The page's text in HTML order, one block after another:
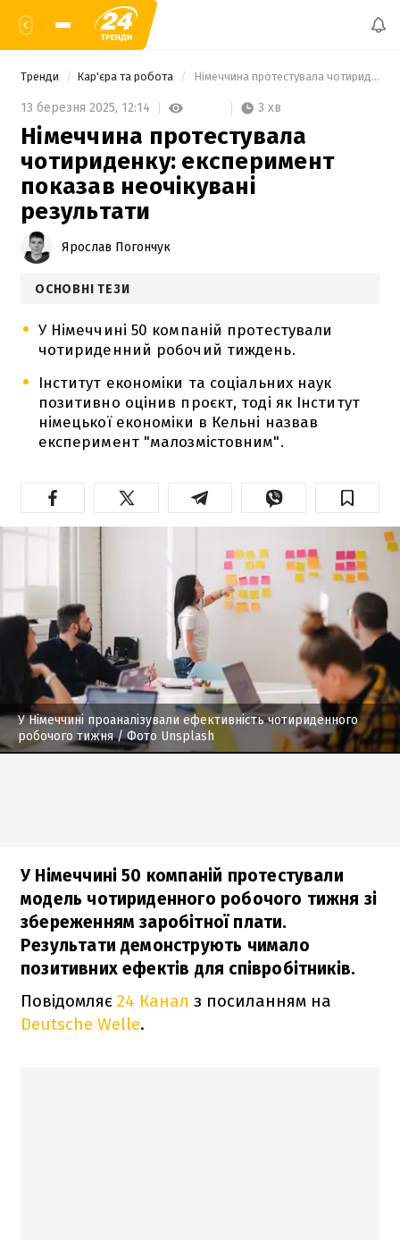
Тренди Кар'єра та робота Німеччина протестувала чотириденку: експеримент показав неочікувані результати
13 березня 2025, 12:14 3 хв
Німеччина протестувала
чотириденку: експеримент
показав неочікувані
результати
Ярослав Погончук
ОСНОВНІ ТЕЗИ
У Німеччині 50 компаній протестували
чотириденний робочий тиждень.
Інститут економіки та соціальних наук
позитивно оцінив проєкт, тоді як Інститут
німецької економіки в Кельні назвав
експеримент "малозмістовним".
У Німеччині проаналізували ефективність чотириденного
робочого тижня/ Фото Unsplash
У Німеччині 50 компаній протестували
модель чотириденного робочого тижня зі
збереженням заробітної плати.
Результати демонструють чимало
позитивних ефектів для співробітників.
Повідомляє 24 Канал з посиланням на
Deutsche Welle.